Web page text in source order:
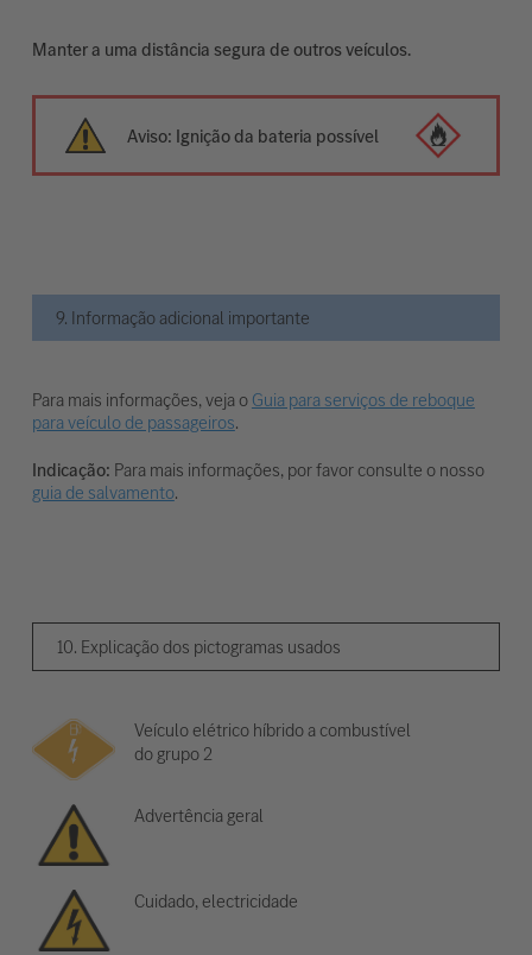
Manter a uma distância segura de outros veículos.
Aviso: Ignição da bateria possível
9. Informação adicional importante
Para mais informações, veja oGuia para serviços de reboque
para veículo de passageiros.
Indicação: Para mais informações, por favor consulte o nosso
guia de salvamento.
10. Explicação dos pictogramas usados
Veículo elétrico híbrido a combustível
do grupo 2
Advertência geral
Cuidado, electricidade